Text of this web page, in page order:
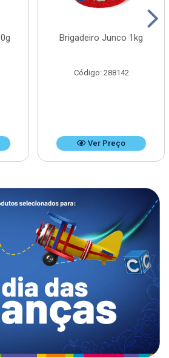
Brigadeiro Junco 1kg
Código: 288142
Ver Preço